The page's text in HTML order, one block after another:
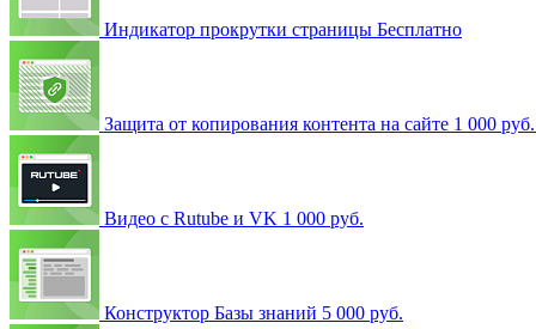
Индикатор прокрутки страницы Бесплатно
Защита от копирования контента на сайте 1 000
Видео с Rutube и VK 1 000 руб.
Конструктор Базы знаний 5 000 руб.